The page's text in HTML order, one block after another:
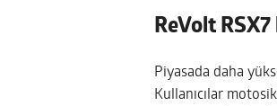
ReVolt
Piyasada daha
Kullanıcılar